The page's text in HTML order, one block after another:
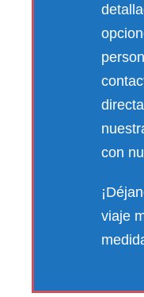
con
viaje